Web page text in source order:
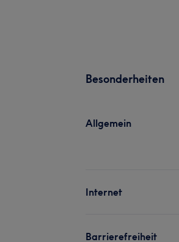
Besonderheiten
Allgemein
Internet
Barrierefreiheit